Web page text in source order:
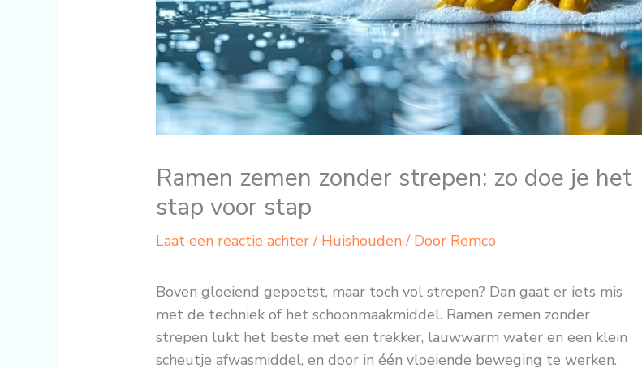
Ramen zemen zonder strepen: zo doe je het
stap voor stap
Laat een reactie achter / Huishouden / Door Remco
Boven gloeiend gepoetst, maar toch vol strepen? Dan gaat er iets mis
met de techniek of het schoonmaakmiddel. Ramen zemen zonder
strepen lukt het beste met een trekker, lauwwarm water en een klein
scheutje afwasmiddel, en door in één vloeiende beweging te werken.